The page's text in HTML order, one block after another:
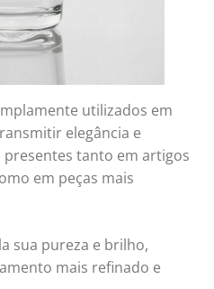
utilizados em
elegância e
tanto em artigos
em peças mais
sua pureza e brilho,
mais refinado e